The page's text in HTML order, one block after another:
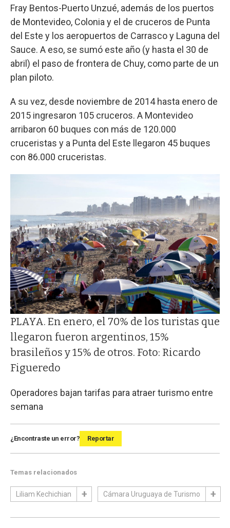
Fray Bentos-Puerto Unzué, además de los puertos
de Montevideo, Colonia y el de cruceros de Punta
del Este y los aeropuertos de Carrasco y Laguna del
Sauce. A eso, se sumó este año (y hasta el 30 de
abril) el paso de frontera de Chuy, como parte de un
plan piloto.
A su vez, desde noviembre de 2014 hasta enero de
2015 ingresaron 105 cruceros. A Montevideo
arribaron 60 buques con más de 120.000
cruceristas y a Punta del Este llegaron 45 buques
con 86.000 cruceristas.
PLAYA. En enero, el 70% de los turistas que
llegaron fueron argentinos, 15%
brasileños y 15% de otros. Foto: Ricardo
Figueredo
Operadores bajan tarifas para atraer turismo entre
semana
¿Encontraste un error? Reportar
Temas relacionados
Liliam Kechichian Cámara Uruguaya de Turismo